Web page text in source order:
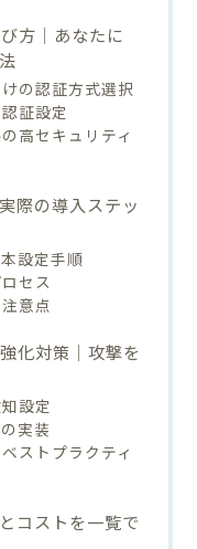
方｜あなたに
の認証方式選択
証設定
高セキュリティ
際の導入ステッ
設定手順
セス
意点
化対策｜攻撃を
設定
実装
ストプラクティ
コストを一覧で